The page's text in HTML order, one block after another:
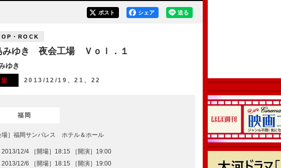
送る
シェア
ポスト
・ROCK
みゆき 夜会工場 Ｖｏｌ．１
ゆき
2013/12/19、21、22
福岡
場］福岡サンパレス ホテル＆ホール
2013/12/4 ［開場］18:15 ［開演］19:00
2013/12/6 ［開場］18:15 ［開演］19:00